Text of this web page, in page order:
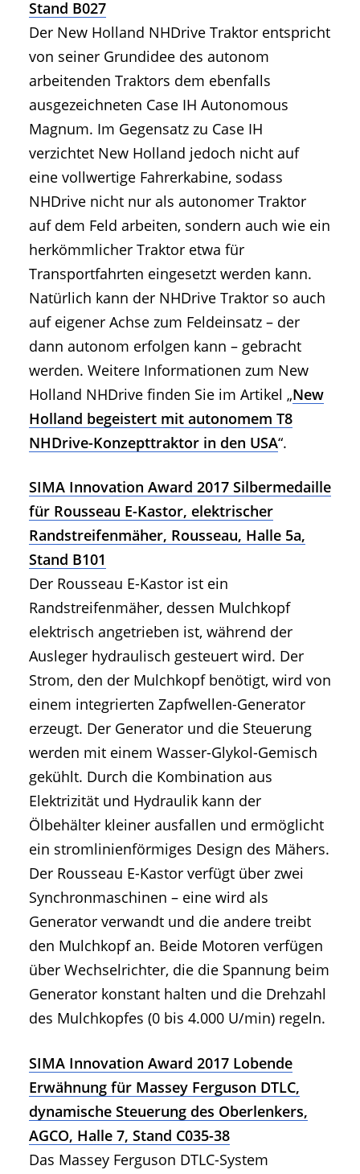
Stand B027
Der New Holland NHDrive Traktor entspricht
von seiner Grundidee des autonom
arbeitenden Traktors dem ebenfalls
ausgezeichneten Case IH Autonomous
Magnum. Im Gegensatz zu Case IH
verzichtet New Holland jedoch nicht auf
eine vollwertige Fahrerkabine, sodass
NHDrive nicht nur als autonomer Traktor
auf dem Feld arbeiten, sondern auch wie ein
herkömmlicher Traktor etwa für
Transportfahrten eingesetzt werden kann.
Natürlich kann der NHDrive Traktor so auch
auf eigener Achse zum Feldeinsatz – der
dann autonom erfolgen kann – gebracht
werden. Weitere Informationen zum New
Holland NHDrive finden Sie im Artikel „New
Holland begeistert mit autonomem T8
NHDrive-Konzepttraktor in den USA“.
SIMA Innovation Award 2017 Silbermedaille
für Rousseau E-Kastor, elektrischer
Randstreifenmäher, Rousseau, Halle 5a,
Stand B101
Der Rousseau E-Kastor ist ein
Randstreifenmäher, dessen Mulchkopf
elektrisch angetrieben ist, während der
Ausleger hydraulisch gesteuert wird. Der
Strom, den der Mulchkopf benötigt, wird von
einem integrierten Zapfwellen-Generator
erzeugt. Der Generator und die Steuerung
werden mit einem Wasser-Glykol-Gemisch
gekühlt. Durch die Kombination aus
Elektrizität und Hydraulik kann der
Ölbehälter kleiner ausfallen und ermöglicht
ein stromlinienförmiges Design des Mähers.
Der Rousseau E-Kastor verfügt über zwei
Synchronmaschinen – eine wird als
Generator verwandt und die andere treibt
den Mulchkopf an. Beide Motoren verfügen
über Wechselrichter, die die Spannung beim
Generator konstant halten und die Drehzahl
des Mulchkopfes (0 bis 4.000 U/min) regeln.
SIMA Innovation Award 2017 Lobende
Erwähnung für Massey Ferguson DTLC,
dynamische Steuerung des Oberlenkers,
AGCO, Halle 7, Stand C035-38
Das Massey Ferguson DTLC-System